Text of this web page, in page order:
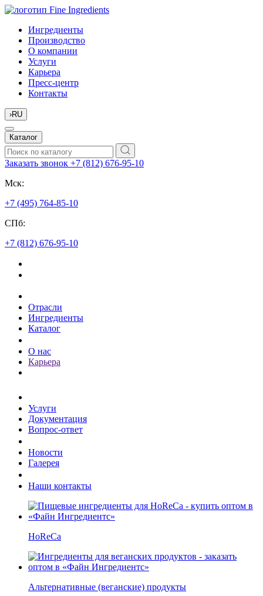
Ингредиенты
Производство
О компании
Услуги
Карьера
Пресс-центр
Контакты
›RU
Каталог
Заказать звонок +7 (812) 676-95-10
Мск:
+7 (495) 764-85-10
СПб:
+7 (812) 676-95-10
Отрасли
Ингредиенты
Каталог
О нас
Карьера
Услуги
Документация
Вопрос-ответ
Новости
Галерея
Наши контакты
HoReCa
Альтернативные (веганские) продукты